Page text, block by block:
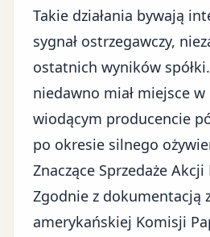
Takie działania bywają
sygnał ostrzegawczy,
ostatnich wyników
niedawno miał miejsce w
wiodącym producencie
po okresie silnego
Znaczące Sprzedaże
Zgodnie z dokumentacją
amerykańskiej Komisji